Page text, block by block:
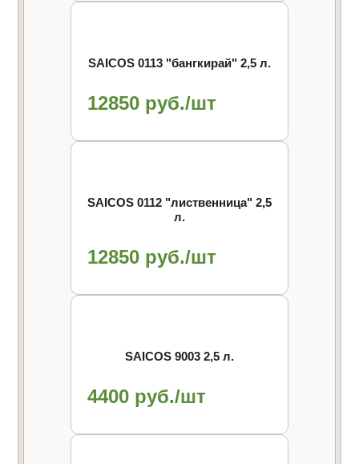
SAICOS 0113 "бангкирай" 2,5 л.
12850 руб./шт
SAICOS 0112 "лиственница" 2,5
л.
12850 руб./шт
SAICOS 9003 2,5 л.
4400 руб./шт